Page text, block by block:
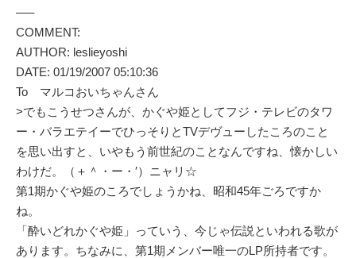
—–
COMMENT:
AUTHOR: leslieyoshi
DATE: 01/19/2007 05:10:36
To マルコおいちゃんさん
>でもこうせつさんが、かぐや姫としてフジ・テレビのタワ
ー・バラエテイーでひっそりとTVデヴューしたころのこと
を思い出すと、いやもう前世紀のことなんですね、懐かしい
わけだ。（＋＾・ー・′）ニャリ☆
第1期かぐや姫のころでしょうかね、昭和45年ごろですか
ね。
「酔いどれかぐや姫」っていう、今じゃ伝説といわれる歌が
あります。ちなみに、第1期メンバー唯一のLP所持者です。